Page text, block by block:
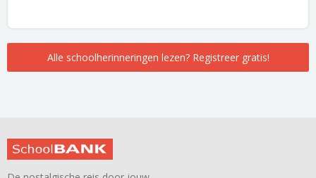
Alle schoolherinneringen lezen? Registreer gratis!